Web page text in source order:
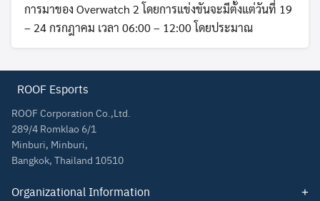
การมาของ Overwatch 2 โดยการแข่งขันจะมีตั้งแต่วันที่ 19
– 24 กรกฎาคม เวลา 06:00 – 12:00 โดยประมาณ
ROOF Esports
ROOF Corporation Co.,Ltd.
289/4 Romklao 6/1
Minburi, Minburi,
Bangkok, Thailand 10510
Organizational Information